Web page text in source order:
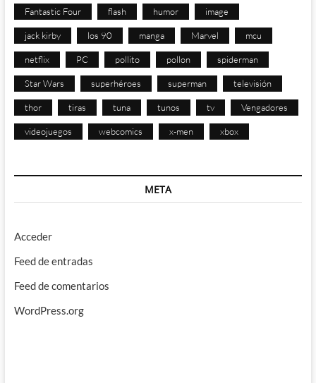
Fantastic Four flash humor image
jack kirby los 90 manga Marvel mcu
netflix PC pollito pollon spiderman
Star Wars superhéroes superman televisión
thor tiras tuna tunos tv Vengadores
videojuegos webcomics x-men xbox
META
Acceder
Feed de entradas
Feed de comentarios
WordPress.org